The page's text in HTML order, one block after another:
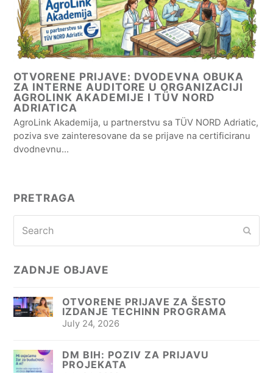
OTVORENE PRIJAVE: DVODEVNA OBUKA
ZA INTERNE AUDITORE U ORGANIZACIJI
AGROLINK AKADEMIJE I TÜV NORD
ADRIATICA
AgroLink Akademija, u partnerstvu sa TÜV NORD Adriatic,
poziva sve zainteresovane da se prijave na certificiranu
dvodnevnu…
PRETRAGA
ZADNJE OBJAVE
OTVORENE PRIJAVE ZA ŠESTO
IZDANJE TECHINN PROGRAMA
July 24, 2026
DM BIH: POZIV ZA PRIJAVU
PROJEKATA